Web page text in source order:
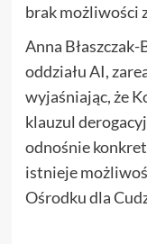
brak możliwości
Anna
oddziału AI,
wyjaśniając, że
klauzul
odnośnie
istnieje
Ośrodku dla